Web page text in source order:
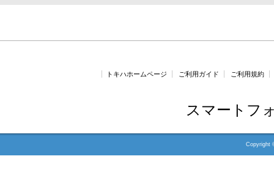
トキハホームページ ご利用ガイド ご利用規約
スマートフ
Copyright